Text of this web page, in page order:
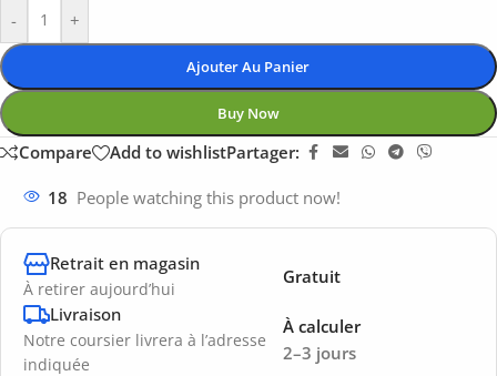
- +
Ajouter Au Panier
Buy Now
Compare Add to wishlistPartager:
18 People watching this product now!
Retrait en magasin
À retirer aujourd’hui
Gratuit
Livraison
Notre coursier livrera à l’adresse
indiquée
2–3 jours
À calculer